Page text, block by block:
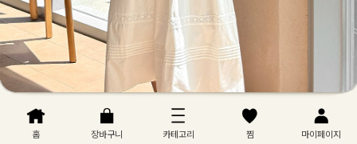
홈 장바구니 카테고리 찜 마이페이지